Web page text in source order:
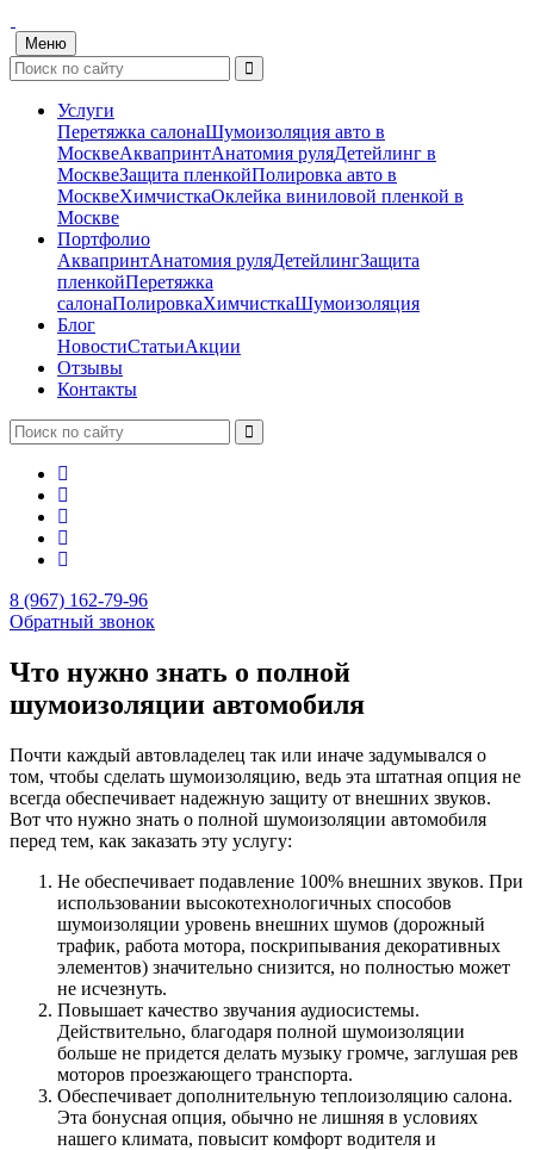
Меню
Услуги
Перетяжка салонаШумоизоляция авто в
МосквеАквапринтАнатомия руляДетейлинг в
МосквеЗащита пленкойПолировка авто в
МосквеХимчисткаОклейка виниловой пленкой в
Москве
Портфолио
АквапринтАнатомия руляДетейлингЗащита
пленкойПеретяжка
салонаПолировкаХимчисткаШумоизоляция
Блог
НовостиСтатьиАкции
Отзывы
Контакты
8 (967) 162-79-96
Обратный звонок
Что нужно знать о полной
шумоизоляции автомобиля
Почти каждый автовладелец так или иначе задумывался о
том, чтобы сделать шумоизоляцию, ведь эта штатная опция не
всегда обеспечивает надежную защиту от внешних звуков.
Вот что нужно знать о полной шумоизоляции автомобиля
перед тем, как заказать эту услугу:
Не обеспечивает подавление 100% внешних звуков. При
использовании высокотехнологичных способов
шумоизоляции уровень внешних шумов (дорожный
трафик, работа мотора, поскрипывания декоративных
элементов) значительно снизится, но полностью может
не исчезнуть.
Повышает качество звучания аудиосистемы.
Действительно, благодаря полной шумоизоляции
больше не придется делать музыку громче, заглушая рев
моторов проезжающего транспорта.
Обеспечивает дополнительную теплоизоляцию салона.
Эта бонусная опция, обычно не лишняя в условиях
нашего климата, повысит комфорт водителя и